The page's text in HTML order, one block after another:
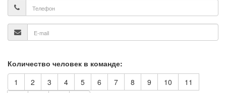
Количество человек в команде:
1
2 3 4 5 6 7 8 9 10
11